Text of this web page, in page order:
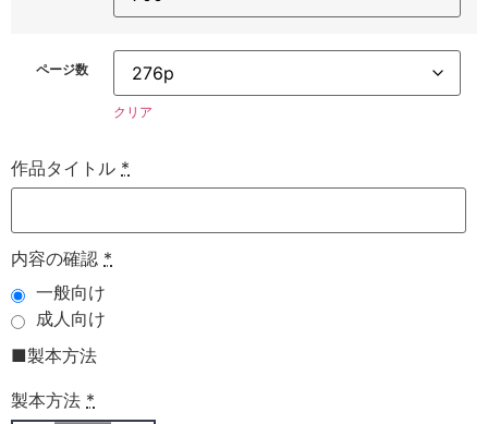
ページ数
クリア
作品タイトル *
内容の確認 *
一般向け
成人向け
■製本方法
製本方法 *